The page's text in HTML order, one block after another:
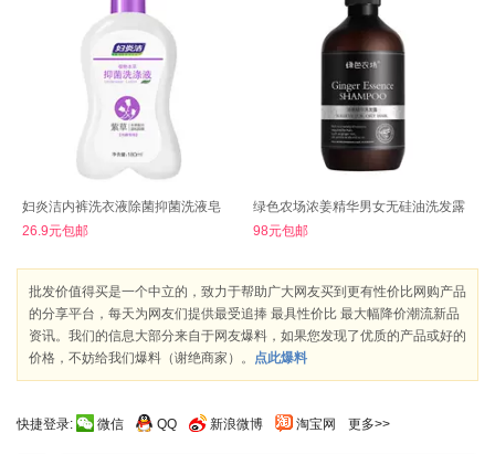
妇炎洁内裤洗衣液除菌抑菌洗液皂
26.9元包邮
绿色农场浓姜精华男女无硅油洗发露
98元包邮
批发价值得买是一个中立的，致力于帮助广大网友买到更有性价比网购产品
的分享平台，每天为网友们提供最受追捧 最具性价比 最大幅降价潮流新品
资讯。我们的信息大部分来自于网友爆料，如果您发现了优质的产品或好的
价格，不妨给我们爆料（谢绝商家）。 点此爆料
快捷登录: 微信 QQ 新浪微博 淘宝网 更多>>